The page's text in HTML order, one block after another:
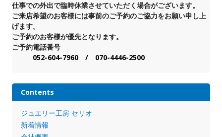
仕事での外出で臨時休業させていただく場合がございます。
ご来店希望のお客様には事前のご予約のご協力をお願い申し上
げます。
ご予約のお客様が優先となります。
ご予約電話番号
052-604-7960 / 070-4446-2500
Contents
ジュエリー工房 セリオ
新着情報